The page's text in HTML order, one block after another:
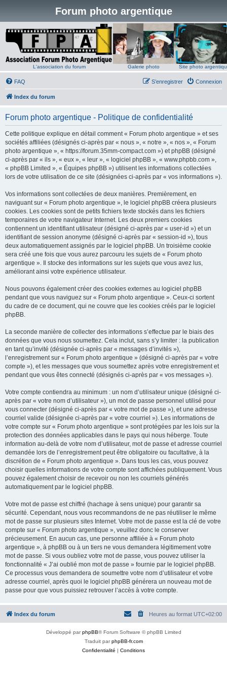
Forum photo argentique
L'association du forum Galerie photo Site photo
FAQ Connexion
S’enregistrer
Index du forum
Forum photo argentique - Politique de confidentialité
Cette politique explique en détail comment « Forum photo argentique » et ses
sociétés affiliées (désignés ci-après par « nous », « notre », « nos », « Forum
photo argentique », « https://forum.35mm-compact.com ») et phpBB (désigné
ci-après par « ils », « eux », « leur », « logiciel phpBB », « www.phpbb.com »,
« phpBB Limited », « Équipes phpBB ») utilisent les informations collectées
lors de votre utilisation de ce site (désignées ci-après par « vos informations »).
Vos informations sont collectées de deux manières. Premièrement, en
naviguant sur « Forum photo argentique », le logiciel phpBB créera plusieurs
cookies. Les cookies sont de petits fichiers texte stockés dans les fichiers
temporaires de votre navigateur Internet. Les deux premiers cookies
contiennent un identifiant utilisateur (désigné ci-après par « user-id ») et un
identifiant de session anonyme (désigné ci-après par « session-id »), tous
deux automatiquement assignés par le logiciel phpBB. Un troisième cookie
sera créé une fois que vous aurez parcouru les sujets de « Forum photo
argentique ». Il stocke des informations sur les sujets que vous avez lus,
améliorant ainsi votre expérience utilisateur.
Nous pouvons également créer des cookies externes au logiciel phpBB
pendant que vous naviguez sur « Forum photo argentique ». Ceux-ci sortent
du cadre de ce document, qui ne couvre que les cookies créés par le logiciel
phpBB.
La seconde manière de collecter des informations s’effectue par le biais des
données que vous nous soumettez. Cela inclut, sans s’y limiter : la publication
en tant qu’invité (désignée ci-après par « messages d’invités »),
l’enregistrement sur « Forum photo argentique » (désigné ci-après par « votre
compte »), et les messages que vous soumettez après votre enregistrement et
pendant que vous êtes connecté (désignés ci-après par « vos messages »).
Votre compte contiendra au minimum : un nom d’utilisateur unique (désigné ci-
après par « votre nom d’utilisateur »), un mot de passe personnel utilisé pour
vous connecter (désigné ci-après par « votre mot de passe »), et une adresse
courriel valide (désignée ci-après par « votre courriel »). Les informations de
votre compte sur « Forum photo argentique » sont protégées par les lois sur la
protection des données applicables dans le pays qui nous héberge. Toute
information au-delà de votre nom d’utilisateur, mot de passe et adresse courriel
demandée lors de l’enregistrement peut être obligatoire ou facultative, à la
discrétion de « Forum photo argentique ». Dans tous les cas, vous pouvez
choisir quelles informations de votre compte sont affichées publiquement. Vous
pouvez également choisir de recevoir ou non les courriels générés
automatiquement par le logiciel phpBB.
Votre mot de passe est chiffré (hachage à sens unique) pour garantir sa
sécurité. Cependant, nous vous recommandons de ne pas réutiliser le même
mot de passe sur plusieurs sites Internet. Votre mot de passe est la clé de votre
compte sur « Forum photo argentique », veuillez donc le conserver
précieusement. En aucun cas, une personne affiliée à « Forum photo
argentique », à phpBB ou à un tiers ne vous demandera légitimement votre
mot de passe. Si vous oubliez votre mot de passe, vous pouvez utiliser la
fonctionnalité « J’ai oublié mon mot de passe » fournie par le logiciel phpBB.
Ce processus vous demandera de soumettre votre nom d’utilisateur et votre
adresse courriel, après quoi le logiciel phpBB générera un nouveau mot de
passe pour que vous puissiez retrouver l’accès à votre compte.
Index du forum Heures au format UTC+02:00
Développé parphpBB® Forum Software © phpBB Limited
Traduit parphpBB-fr.com
Confidentialité | Conditions